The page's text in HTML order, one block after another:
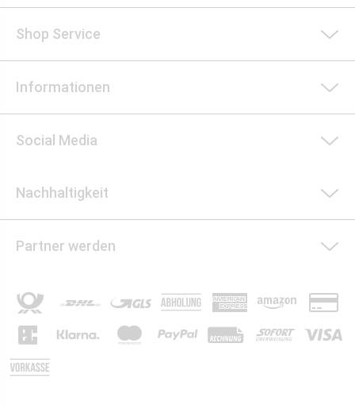
Shop Service
Informationen
Social Media
Nachhaltigkeit
Partner werden